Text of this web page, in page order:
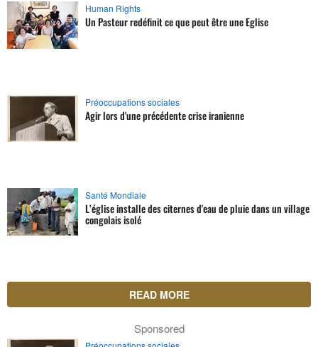
Human Rights
Un Pasteur redéfinit ce que peut être une Eglise
Préoccupations sociales
Agir lors d'une précédente crise iranienne
Santé Mondiale
L’église installe des citernes d'eau de pluie dans un village
congolais isolé
READ MORE
Sponsored